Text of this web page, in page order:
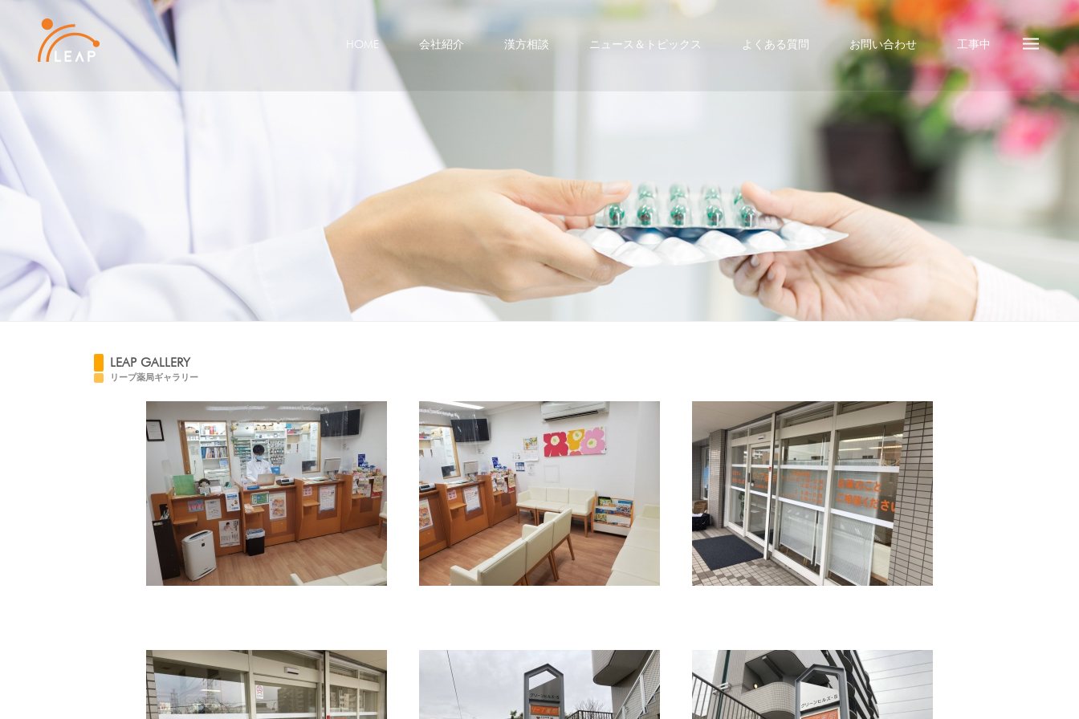
HOME 会社紹介 漢方相談 ニュース＆トピックス よくある質問 お問い合わせ 工事中
LEAP GALLERY
リープ薬局ギャラリー
290 222 175
176 184 186